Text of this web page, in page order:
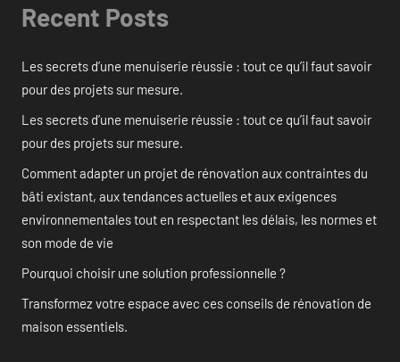
Recent Posts
Les secrets d’une menuiserie réussie : tout ce qu’il faut savoir
pour des projets sur mesure.
Les secrets d’une menuiserie réussie : tout ce qu’il faut savoir
pour des projets sur mesure.
Comment adapter un projet de rénovation aux contraintes du
bâti existant, aux tendances actuelles et aux exigences
environnementales tout en respectant les délais, les normes et
son mode de vie
Pourquoi choisir une solution professionnelle ?
Transformez votre espace avec ces conseils de rénovation de
maison essentiels.